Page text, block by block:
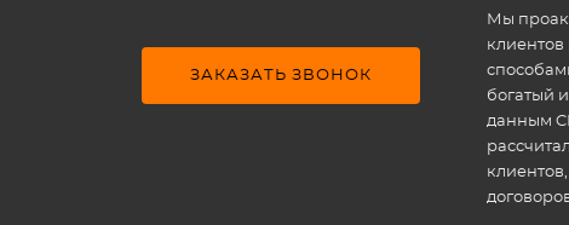
ЗАКАЗАТЬ ЗВОНОК
Мы
богатый
данным